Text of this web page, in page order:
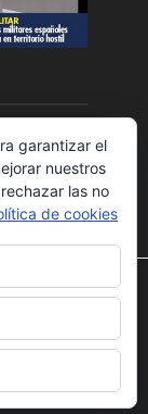
en
o
garantizar el
nuestros
las no
de cookies